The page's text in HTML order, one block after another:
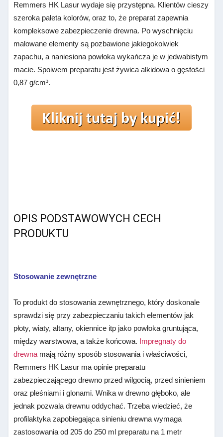
Remmers HK Lasur wydaje się przystępna. Klientów cieszy
szeroka paleta kolorów, oraz to, że preparat zapewnia
kompleksowe zabezpieczenie drewna. Po wyschnięciu
malowane elementy są pozbawione jakiegokolwiek
zapachu, a naniesiona powłoka wykańcza je w jedwabistym
macie. Spoiwem preparatu jest żywica alkidowa o gęstości
0,87 g/cm³.
OPIS PODSTAWOWYCH CECH
PRODUKTU
Stosowanie zewnętrzne
To produkt do stosowania zewnętrznego, który doskonale
sprawdzi się przy zabezpieczaniu takich elementów jak
płoty, wiaty, altany, okiennice itp jako powłoka gruntująca,
między warstwowa, a także końcowa. Impregnaty do
drewna mają różny sposób stosowania i właściwości,
Remmers HK Lasur ma opinie preparatu
zabezpieczającego drewno przed wilgocią, przed sinieniem
oraz pleśniami i glonami. Wnika w drewno głęboko, ale
jednak pozwala drewnu oddychać. Trzeba wiedzieć, że
profilaktyka zapobiegająca sinieniu drewna wymaga
zastosowania od 205 do 250 ml preparatu na 1 metr